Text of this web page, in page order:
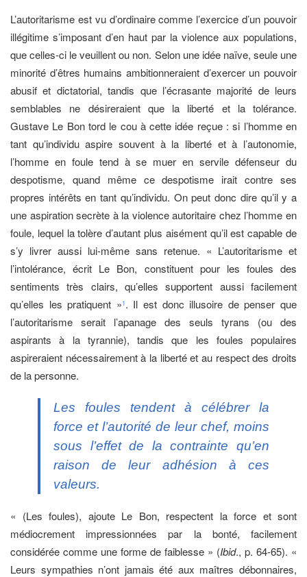
L’autoritarisme est vu d’ordinaire comme l’exercice d’un pouvoir
illégitime s’imposant d’en haut par la violence aux populations,
que celles-ci le veuillent ou non. Selon une idée naïve, seule une
minorité d’êtres humains ambitionneraient d’exercer un pouvoir
abusif et dictatorial, tandis que l’écrasante majorité de leurs
semblables ne désireraient que la liberté et la tolérance.
Gustave Le Bon tord le cou à cette idée reçue : si l’homme en
tant qu’individu aspire souvent à la liberté et à l’autonomie,
l’homme en foule tend à se muer en servile défenseur du
despotisme, quand même ce despotisme irait contre ses
propres intérêts en tant qu’individu. On peut donc dire qu’il y a
une aspiration secrète à la violence autoritaire chez l’homme en
foule, lequel la tolère d’autant plus aisément qu’il est capable de
s’y livrer aussi lui-même sans retenue. « L’autoritarisme et
l’intolérance, écrit Le Bon, constituent pour les foules des
sentiments très clairs, qu’elles supportent aussi facilement
qu’elles les pratiquent »1. Il est donc illusoire de penser que
l’autoritarisme serait l’apanage des seuls tyrans (ou des
aspirants à la tyrannie), tandis que les foules populaires
aspireraient nécessairement à la liberté et au respect des droits
de la personne.
Les foules tendent à célébrer la
force et l’autorité de leur chef, moins
sous l’effet de la contrainte qu’en
raison de leur adhésion à ces
valeurs.
« (Les foules), ajoute Le Bon, respectent la force et sont
médiocrement impressionnées par la bonté, facilement
considérée comme une forme de faiblesse » (Ibid., p. 64-65). «
Leurs sympathies n’ont jamais été aux maîtres débonnaires,